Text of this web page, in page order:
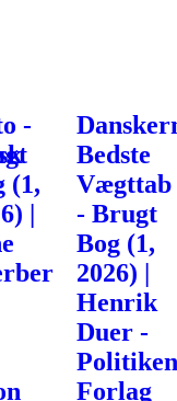
-
(1,
|
Bedste
Vægttab
- Brugt
Bog (1,
2026) |
Henrik
Duer -
Forlag